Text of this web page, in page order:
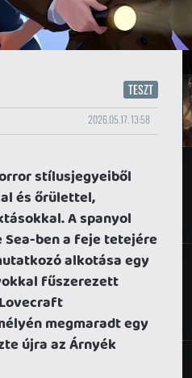
TESZT
2026.05.17. 13:58
stílusjegyeiből
és őrülettel,
A spanyol
Sea-ben a feje tetejére
alkotása egy
fűszerezett
megmaradt egy
újra az Árnyék